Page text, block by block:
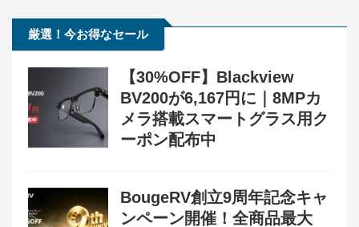
厳選！今お得なセール
【30%OFF】Blackview
BV200が6,167円に｜8MPカ
メラ搭載スマートグラス用ク
ーポン配布中
BougeRV創立9周年記念キャ
ンペーン開催！全商品最大